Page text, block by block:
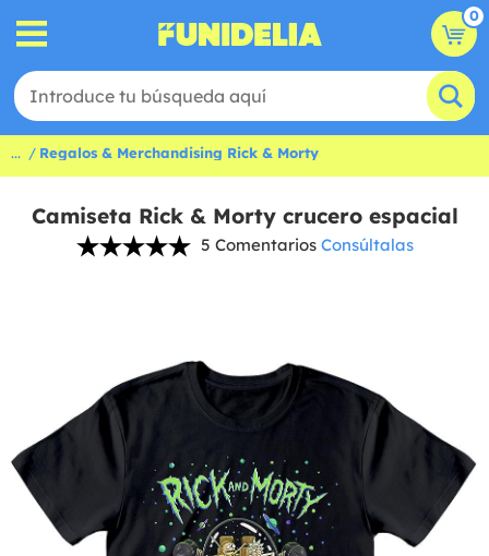
0
... Regalos & Merchandising Rick & Morty
Camiseta Rick & Morty crucero espacial
5 Comentarios Consúltalas